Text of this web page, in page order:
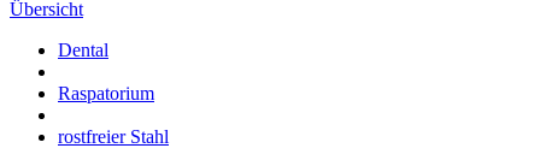
Übersicht
Dental
Raspatorium
rostfreier Stahl